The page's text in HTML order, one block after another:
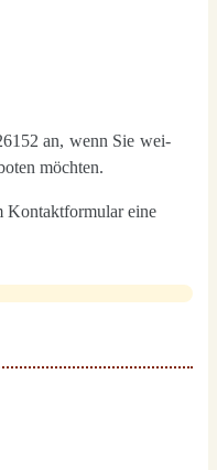
an, wenn Sie wei­
möch­ten.
Kon­takt­for­mu­lar eine